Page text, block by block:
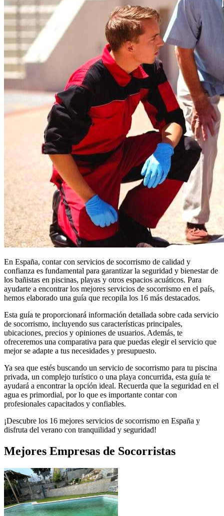
En España, contar con servicios de socorrismo de calidad y
confianza es fundamental para garantizar la seguridad y bienestar de
los bañistas en piscinas, playas y otros espacios acuáticos. Para
ayudarte a encontrar los mejores servicios de socorrismo en el país,
hemos elaborado una guía que recopila los 16 más destacados.
Esta guía te proporcionará información detallada sobre cada servicio
de socorrismo, incluyendo sus características principales,
ubicaciones, precios y opiniones de usuarios. Además, te
ofreceremos una comparativa para que puedas elegir el servicio que
mejor se adapte a tus necesidades y presupuesto.
Ya sea que estés buscando un servicio de socorrismo para tu piscina
privada, un complejo turístico o una playa concurrida, esta guía te
ayudará a encontrar la opción ideal. Recuerda que la seguridad en el
agua es primordial, por lo que es importante contar con
profesionales capacitados y confiables.
¡Descubre los 16 mejores servicios de socorrismo en España y
disfruta del verano con tranquilidad y seguridad!
Mejores Empresas de Socorristas